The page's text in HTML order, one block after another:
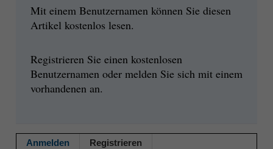
Mit einem Benutzernamen können Sie diesen
Artikel kostenlos lesen.
Registrieren Sie einen kostenlosen
Benutzernamen oder melden Sie sich mit einem
vorhandenen an.
Anmelden Registrieren